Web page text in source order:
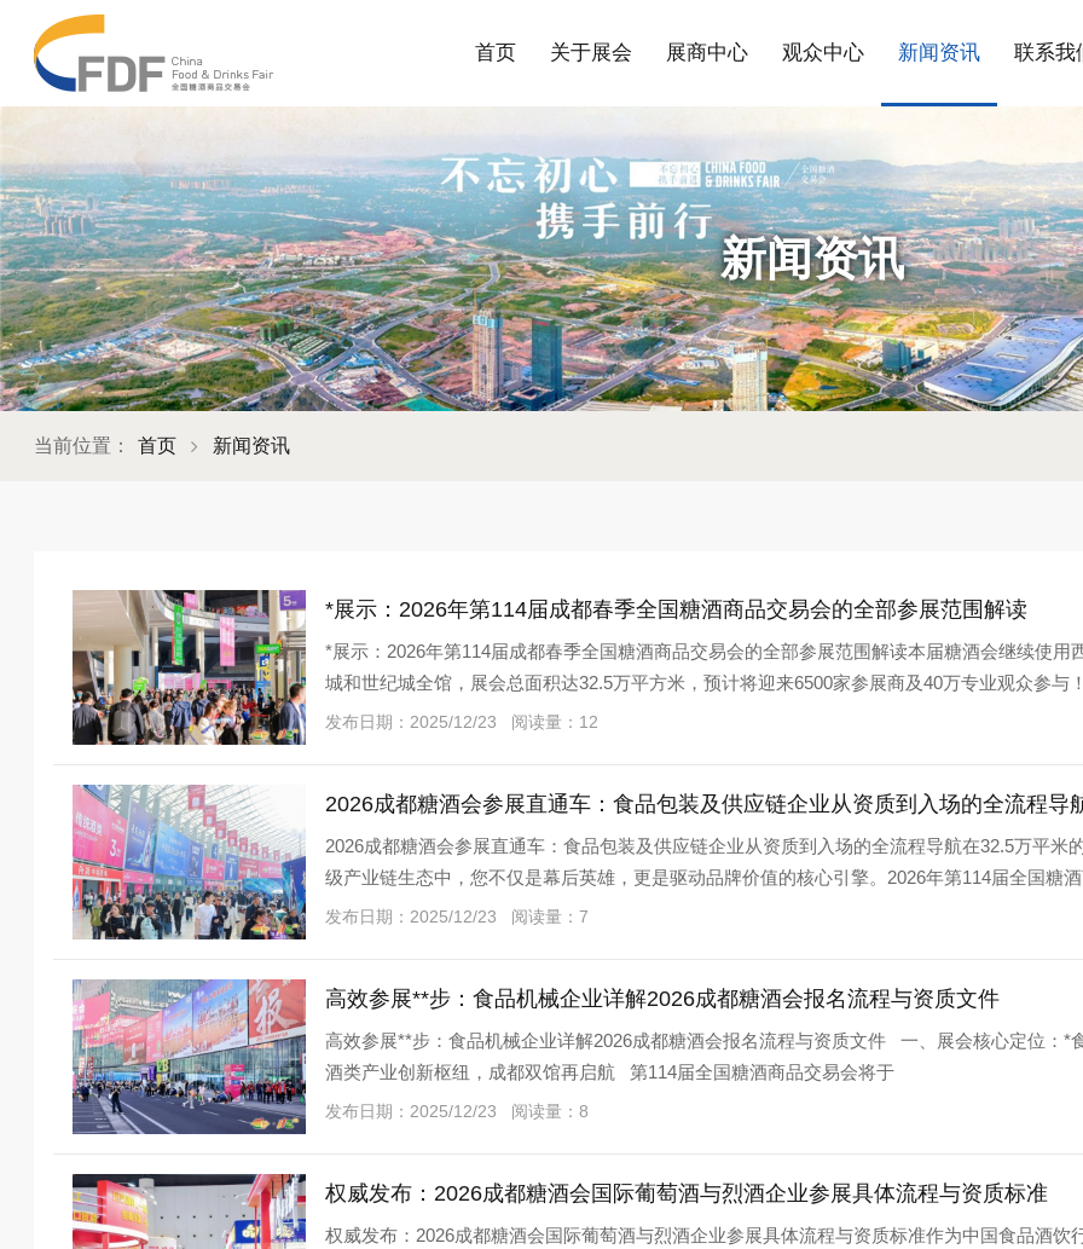
首页 关于展会 展商中心 观众中心 新闻资讯 联系我
新闻资讯
当前位置： 首页 新闻资讯
*展示：2026年第114届成都春季全国糖酒商品交易会的全部参展范围解读
*展示：2026年第114届成都春季全国糖酒商品交易会的全部参展范围解读本届糖酒会继续使用
城和世纪城全馆，展会总面积达32.5万平方米，预计将迎来6500家参展商及40万专业观众参与
前展
发布日期：2025/12/23 阅读量：12
2026成都糖酒会参展直通车：食品包装及供应链企业从资质到入场的全流程导
2026成都糖酒会参展直通车：食品包装及供应链企业从资质到入场的全流程导航在32.5万平米
级产业链生态中，您不仅是幕后英雄，更是驱动品牌价值的核心引擎。2026年第114届全国糖
品交易会将
发布日期：2025/12/23 阅读量：7
高效参展**步：食品机械企业详解2026成都糖酒会报名流程与资质文件
高效参展**步：食品机械企业详解2026成都糖酒会报名流程与资质文件 一、展会核心定位：*
酒类产业创新枢纽，成都双馆再启航 第114届全国糖酒商品交易会将于
发布日期：2025/12/23 阅读量：8
权威发布：2026成都糖酒会国际葡萄酒与烈酒企业参展具体流程与资质标准
权威发布：2026成都糖酒会国际葡萄酒与烈酒企业参展具体流程与资质标准作为中国食品酒饮